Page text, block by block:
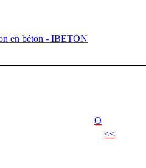
en béton - IBETON
O
<<